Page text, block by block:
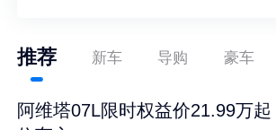
推荐 新车 导购 豪车
阿维塔07L限时权益价21.99万